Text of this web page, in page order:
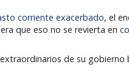
corriente exacerbado, el
que eso no se revierta en
de su gobierno